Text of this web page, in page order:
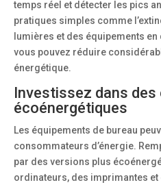
temps réel et détecter les pics
pratiques simples comme
lumières et des équipements
vous pouvez réduire
énergétique.
Investissez dans des
écoénergétiques
Les équipements de bureau
consommateurs d’énergie.
par des versions plus
ordinateurs, des imprimantes